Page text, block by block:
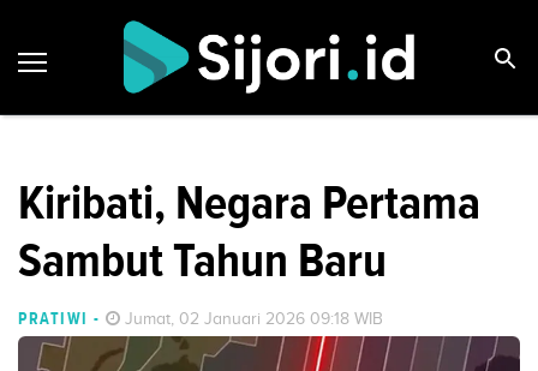
Kiribati, Negara Pertama
Sambut Tahun Baru
PRATIWI - Jumat, 02 Januari 2026 09:18 WIB